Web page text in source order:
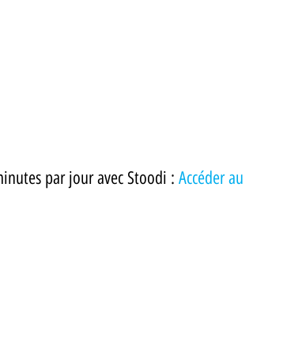
par jour avec Stoodi : Accéder au